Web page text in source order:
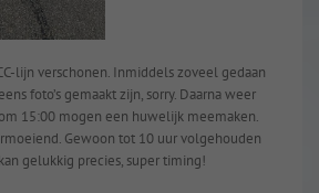
lijn verschonen. Inmiddels zoveel gedaan
foto’s gemaakt zijn, sorry. Daarna weer
15:00 mogen een huwelijk meemaken.
Gewoon tot 10 uur volgehouden
gelukkig precies, super timing!